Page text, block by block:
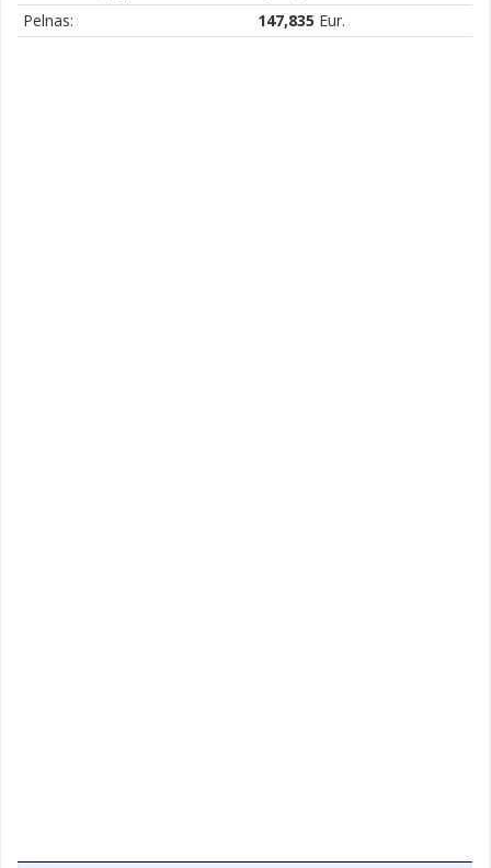
Pelnas:
147,835 Eur.